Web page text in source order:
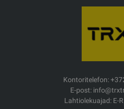
Kontoritelefon:
E-post:
Lahtiolekuajad: E-